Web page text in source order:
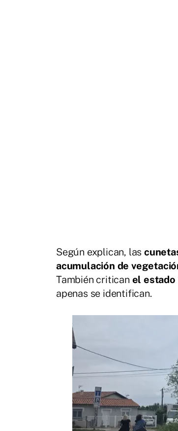
Según explican, las
acumulación de
También critican el estado
apenas se identifican.